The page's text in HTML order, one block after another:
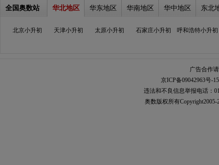
全国奥数站 华北地区 华东地区 华南地区 华中地区 东北
北京小升初 天津小升初 太原小升初 石家庄小升初 呼和浩特小升初
广告合作
京ICP备09042963号-15
违法和不良信息举报电话：
奥数 版权所有Copyright2005-